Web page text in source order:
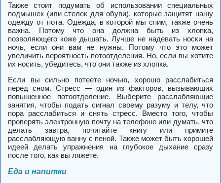
Также стоит подумать об использовании специальных
подмышек (или стелек для обуви), которые защитят нашу
одежду от пота. Одежда, в которой мы спим, также очень
важна. Потому что она должна быть из хлопка,
позволяющего коже дышать. Лучше не надевать носки на
ночь, если они вам не нужны. Потому что это может
увеличить вероятность потоотделения. Но, если вы хотите
их носить, убедитесь, что они также из хлопка.
Если вы сильно потеете ночью, хорошо расслабиться
перед сном. Стресс — один из факторов, вызывающих
повышенное потоотделение. Выберите расслабляющие
занятия, чтобы подать сигнал своему разуму и телу, что
пора расслабиться и снять стресс. Вместо того, чтобы
проверять электронную почту на телефоне или думать, что
делать завтра, почитайте книгу или примите
расслабляющую ванну с пеной. Также может быть хорошей
идеей делать упражнения на глубокое дыхание сразу
после того, как вы ляжете.
Еда и напитки